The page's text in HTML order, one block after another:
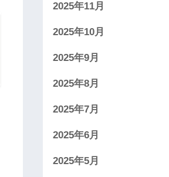
2025年11月
2025年10月
2025年9月
2025年8月
2025年7月
2025年6月
2025年5月